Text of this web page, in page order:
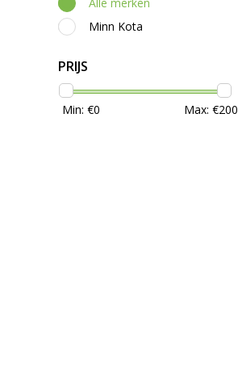
Minn Kota
PRIJS
Min: €0 Max: €200